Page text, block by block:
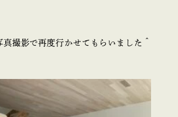
撮影で再度行かせてもらいました＾